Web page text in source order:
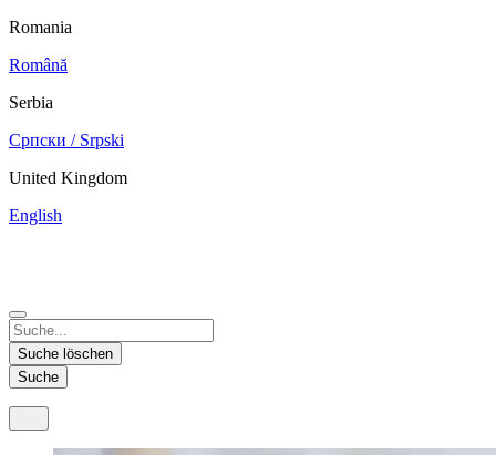
Romania
Română
Serbia
Српски / Srpski
United Kingdom
English
India
English
Malaysia
English
Nicaragua
Español
United States
Suche löschen
Suche